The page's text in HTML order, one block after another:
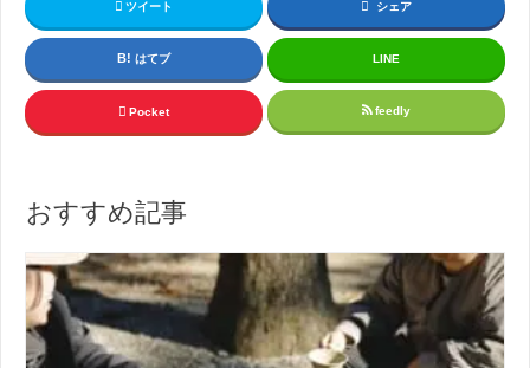
ツイート シェア
はてブ LINE
Pocket feedly
おすすめ記事